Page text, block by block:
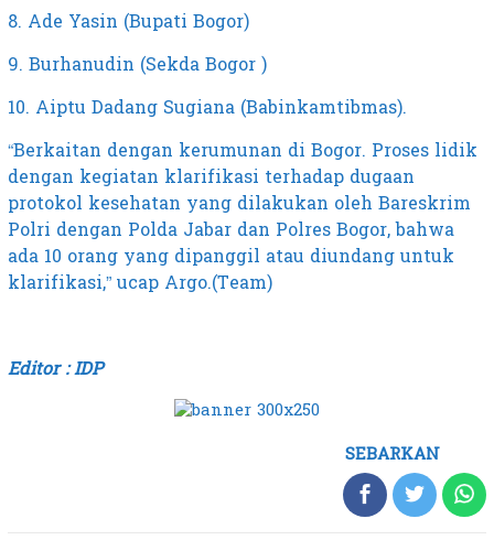
8. Ade Yasin (Bupati Bogor)
9. Burhanudin (Sekda Bogor )
10. Aiptu Dadang Sugiana (Babinkamtibmas).
“Berkaitan dengan kerumunan di Bogor. Proses lidik
dengan kegiatan klarifikasi terhadap dugaan
protokol kesehatan yang dilakukan oleh Bareskrim
Polri dengan Polda Jabar dan Polres Bogor, bahwa
ada 10 orang yang dipanggil atau diundang untuk
klarifikasi,” ucap Argo.(Team)
Editor : IDP
SEBARKAN